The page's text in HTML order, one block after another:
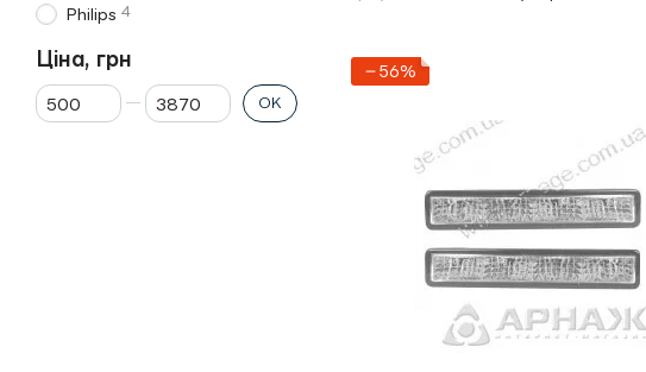
−56%
Philips 4
Ціна, грн
Від Ціна, грн
До Ціна, грн
ОК